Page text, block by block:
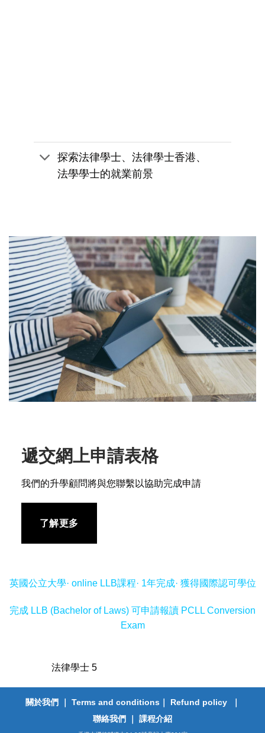
探索法律學士、法律學士香港、
法學學士的就業前景
遞交網上申請表格
我們的升學顧問將與您聯繫以協助完成申請
了解更多
英國公立大學· online LLB課程· 1年完成· 獲得國際認可學位
完成 LLB (Bachelor of Laws) 可申請報讀 PCLL Conversion
Exam
法律學士 5
關於我們｜ Terms and conditions ｜ Refund policy｜
聯絡我們 ｜ 課程介紹